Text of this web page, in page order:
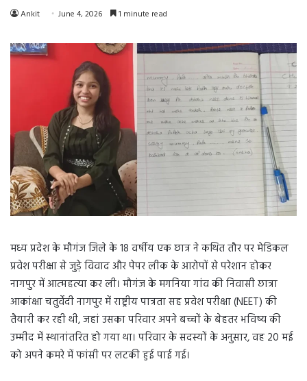
Ankit June 4, 2026 1 minute read
मध्य प्रदेश के मौगंज जिले के 18 वर्षीय एक छात्र ने कथित तौर पर मेडिकल
प्रवेश परीक्षा से जुड़े विवाद और पेपर लीक के आरोपों से परेशान होकर
नागपुर में आत्महत्या कर ली। मौगंज के मगनिया गांव की निवासी छात्रा
आकांक्षा चतुर्वेदी नागपुर में राष्ट्रीय पात्रता सह प्रवेश परीक्षा (NEET) की
तैयारी कर रही थी, जहां उसका परिवार अपने बच्चों के बेहतर भविष्य की
उम्मीद में स्थानांतरित हो गया था। परिवार के सदस्यों के अनुसार, वह 20 मई
को अपने कमरे में फांसी पर लटकी हुई पाई गई।